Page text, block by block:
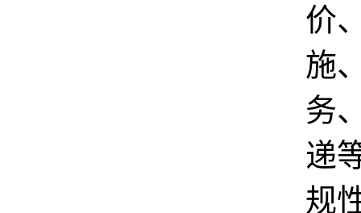
价
施
务
递
规